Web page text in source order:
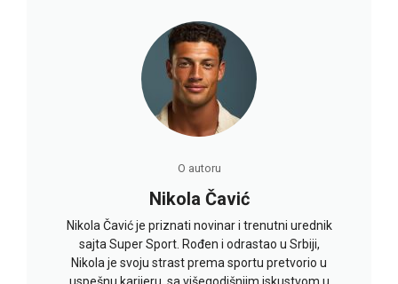
O autoru
Nikola Čavić
Nikola Čavić je priznati novinar i trenutni urednik
sajta Super Sport. Rođen i odrastao u Srbiji,
Nikola je svoju strast prema sportu pretvorio u